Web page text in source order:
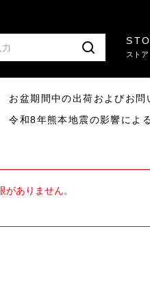
ストア
盆期間中の出荷およびお問
和8年熊本地震の影響によ
ありません。